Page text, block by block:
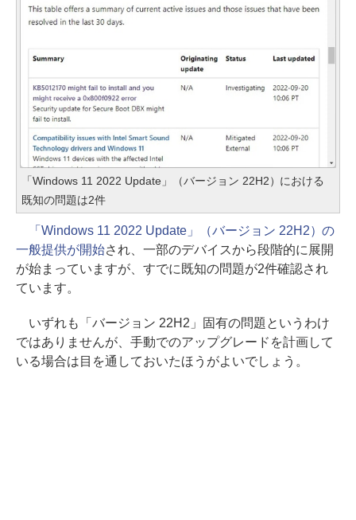
「Windows 11 2022 Update」（バージョン 22H2）における
既知の問題は2件
「Windows 11 2022 Update」（バージョン 22H2）の
一般提供が開始され、一部のデバイスから段階的に展開
が始まっていますが、すでに既知の問題が2件確認され
ています。
いずれも「バージョン 22H2」固有の問題というわけ
ではありませんが、手動でのアップグレードを計画して
いる場合は目を通しておいたほうがよいでしょう。